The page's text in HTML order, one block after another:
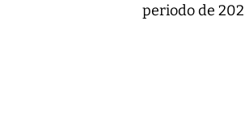
periodo de